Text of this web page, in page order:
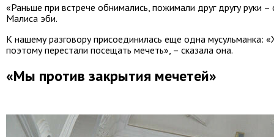
«Раньше при встрече обнимались, пожимали друг другу руки
Малиса эби.
К нашему разговору присоединилась еще одна мусульманка:
поэтому перестали посещать мечеть», – сказала она.
«Мы против закрытия мечетей»